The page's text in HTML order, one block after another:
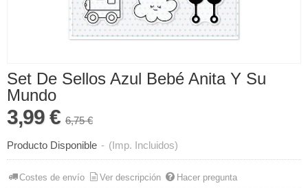
Set De Sellos Azul Bebé Anita Y Su
Mundo
3,99 € 6,75 €
Producto Disponible - (Imp. Incluidos)
Costes de envío Ver descripción Hacer pregunta